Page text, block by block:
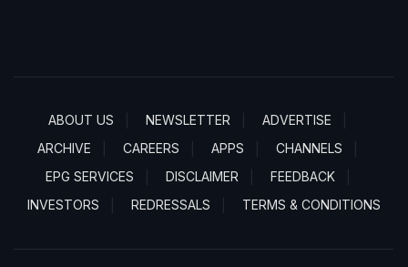
ABOUT US NEWSLETTER
ADVERTISE
ARCHIVE
CAREERS APPS
CHANNELS
EPG SERVICES
DISCLAIMER
FEEDBACK
INVESTORS
REDRESSALS TERMS & CONDITIONS